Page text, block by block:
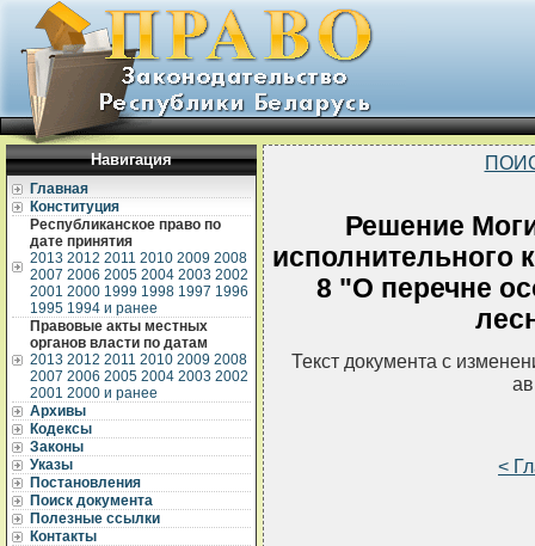
Навигация
Главная
Конституция
Республиканское право по
дате принятия
2013 2012 2011 2010 2009 2008
2007 2006 2005 2004 2003 2002
2001 2000 1999 1998 1997 1996
1995 1994 и ранее
Правовые акты местных
органов власти по датам
2013 2012 2011 2010 2009 2008
2007 2006 2005 2004 2003 2002
2001 2000 и ранее
Архивы
Кодексы
Законы
Указы
Постановления
Поиск документа
Полезные ссылки
Контакты
Решение
исполнительного
8 "О перечне
Текст документа с
<